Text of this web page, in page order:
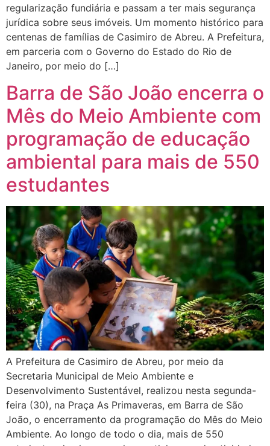
regularização fundiária e passam a ter mais segurança
jurídica sobre seus imóveis. Um momento histórico para
centenas de famílias de Casimiro de Abreu. A Prefeitura,
em parceria com o Governo do Estado do Rio de
Janeiro, por meio do […]
Barra de São João encerra o
Mês do Meio Ambiente com
programação de educação
ambiental para mais de 550
estudantes
A Prefeitura de Casimiro de Abreu, por meio da
Secretaria Municipal de Meio Ambiente e
Desenvolvimento Sustentável, realizou nesta segunda-
feira (30), na Praça As Primaveras, em Barra de São
João, o encerramento da programação do Mês do Meio
Ambiente. Ao longo de todo o dia, mais de 550